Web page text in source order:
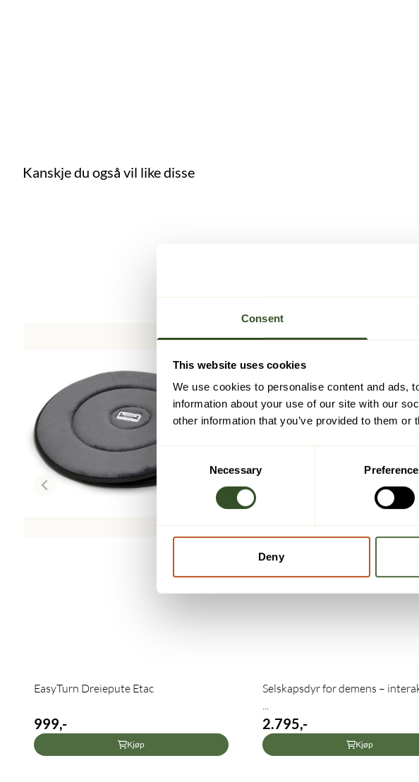
Consent
This website uses cookies
We use cookies to personalise content and ads,
information about your use of our site with our
other information that you’ve provided to them
Selection
Necessary
Deny
Kanskje du også vil like disse
EasyTurn Dreiepute Etac
999,-
Kjøp
Selskapsdyr for demens –
...
2.795,-
Kjøp